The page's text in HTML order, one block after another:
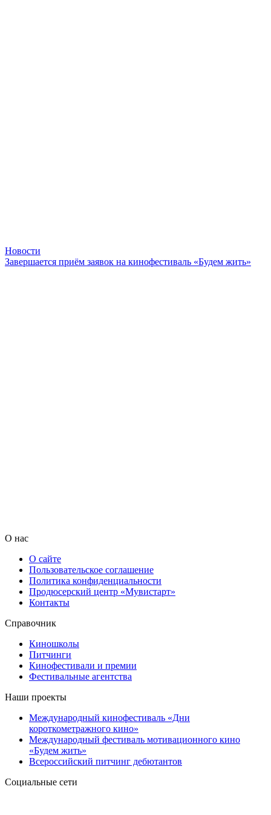
Новости
Завершается приём заявок на кинофестиваль «Будем жить»
О нас
О сайте
Пользовательское соглашение
Политика конфиденциальности
Продюсерский центр «Мувистарт»
Контакты
Справочник
Киношколы
Питчинги
Кинофестивали и премии
Фестивальные агентства
Наши проекты
Международный кинофестиваль «Дни
короткометражного кино»
Международный фестиваль мотивационного кино
«Будем жить»
Всероссийский питчинг дебютантов
Социальные сети